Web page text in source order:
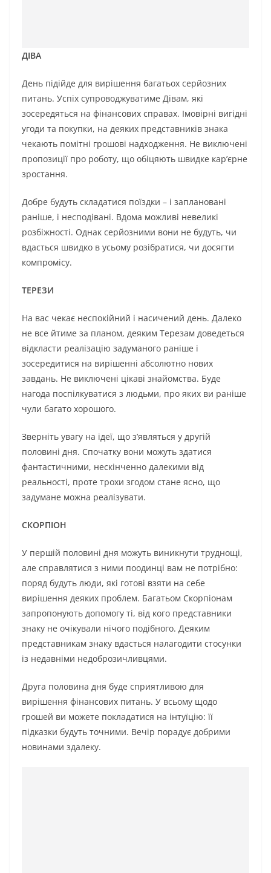
ДІВА
День підійде для вирішення багатьох серйозних
питань. Успіх супроводжуватиме Дівам, які
зосередяться на фінансових справах. Імовірні вигідні
угоди та покупки, на деяких представників знака
чекають помітні грошові надходження. Не виключені
пропозиції про роботу, що обіцяють швидке кар’єрне
зростання.
Добре будуть складатися поїздки – і заплановані
раніше, і несподівані. Вдома можливі невеликі
розбіжності. Однак серйозними вони не будуть, чи
вдасться швидко в усьому розібратися, чи досягти
компромісу.
ТЕРЕЗИ
На вас чекає неспокійний і насичений день. Далеко
не все йтиме за планом, деяким Терезам доведеться
відкласти реалізацію задуманого раніше і
зосередитися на вирішенні абсолютно нових
завдань. Не виключені цікаві знайомства. Буде
нагода поспілкуватися з людьми, про яких ви раніше
чули багато хорошого.
Зверніть увагу на ідеї, що з’являться у другій
половині дня. Спочатку вони можуть здатися
фантастичними, нескінченно далекими від
реальності, проте трохи згодом стане ясно, що
задумане можна реалізувати.
СКОРПІОН
У першій половині дня можуть виникнути труднощі,
але справлятися з ними поодинці вам не потрібно:
поряд будуть люди, які готові взяти на себе
вирішення деяких проблем. Багатьом Скорпіонам
запропонують допомогу ті, від кого представники
знаку не очікували нічого подібного. Деяким
представникам знаку вдасться налагодити стосунки
із недавніми недоброзичливцями.
Друга половина дня буде сприятливою для
вирішення фінансових питань. У всьому щодо
грошей ви можете покладатися на інтуїцію: її
підказки будуть точними. Вечір порадує добрими
новинами здалеку.